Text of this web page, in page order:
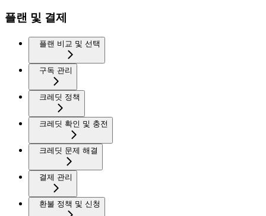
플랜 및 결제
플랜 비교 및 선택
구독 관리
크레딧 정책
크레딧 확인 및 충전
크레딧 문제 해결
결제 관리
환불 정책 및 신청